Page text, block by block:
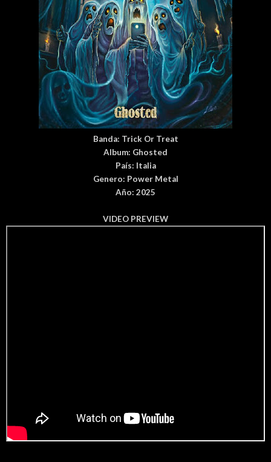
Banda: Trick Or Treat
Album: Ghosted
País: Italia
Genero: Power Metal
Año: 2025
VIDEO PREVIEW